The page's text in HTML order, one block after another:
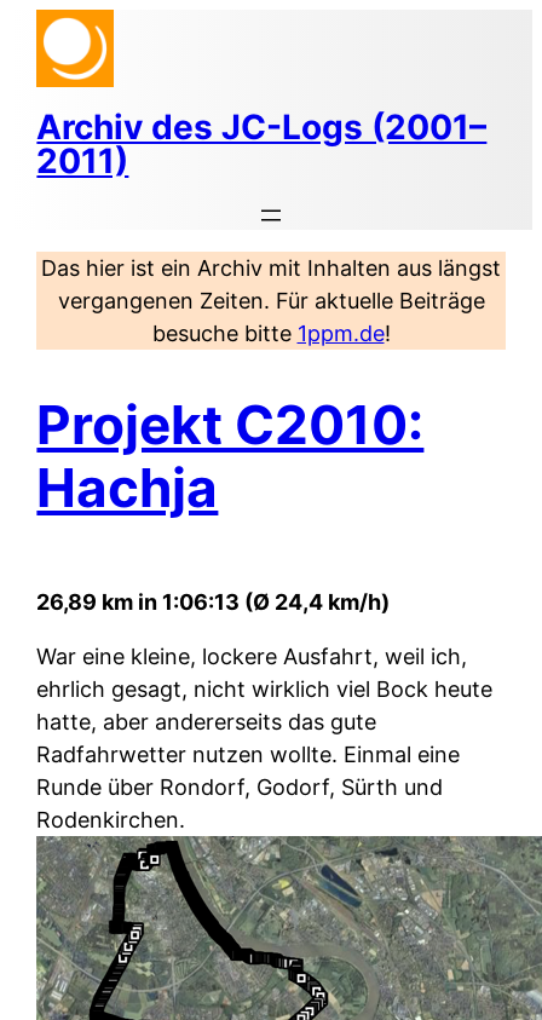
Zum
Inhalt
springen
Archiv des JC-Logs (2001–
2011)
Das hier ist ein Archiv mit Inhalten aus längst
vergangenen Zeiten. Für aktuelle Beiträge
besuche bitte 1ppm.de!
Projekt C2010:
Hachja
26,89 km in 1:06:13 (Ø 24,4 km/h)
War eine kleine, lockere Ausfahrt, weil ich,
ehrlich gesagt, nicht wirklich viel Bock heute
hatte, aber andererseits das gute
Radfahrwetter nutzen wollte. Einmal eine
Runde über Rondorf, Godorf, Sürth und
Rodenkirchen.